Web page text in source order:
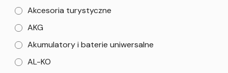
Akcesoria turystyczne
AKG
Akumulatory i baterie uniwersalne
AL-KO